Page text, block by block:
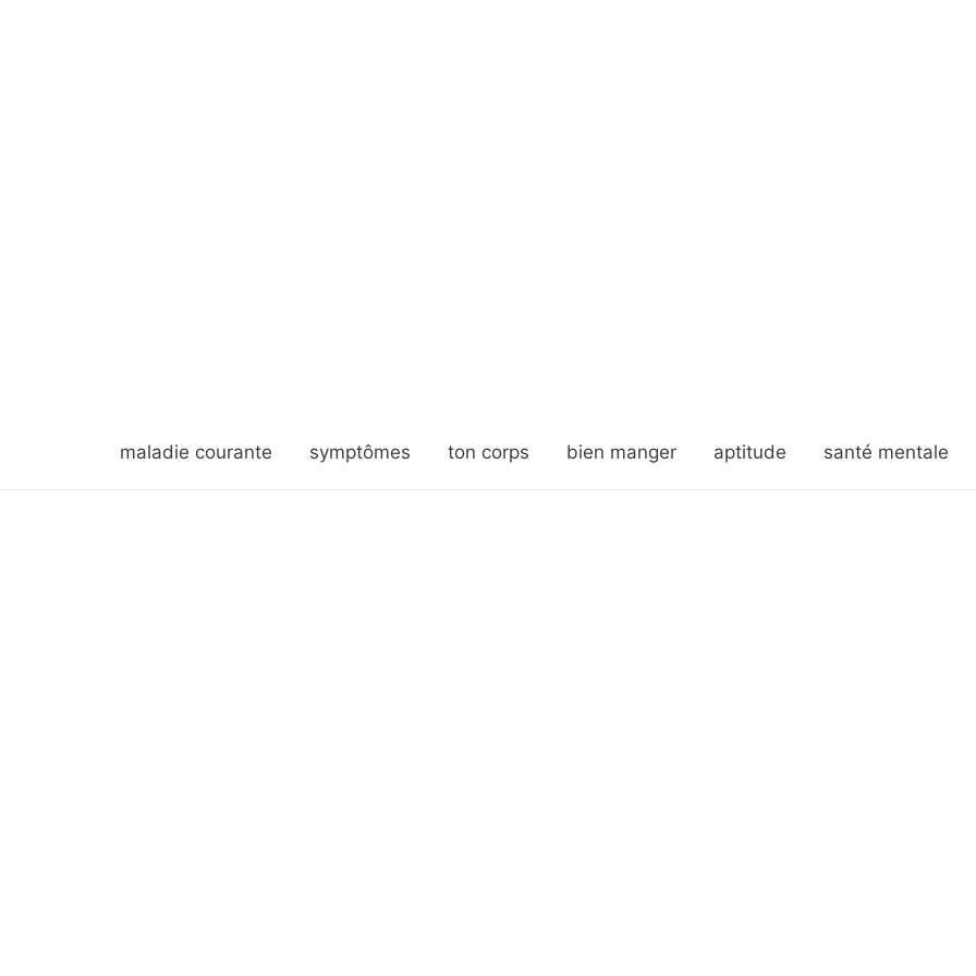
maladie courante symptômes ton corps bien manger aptitude santé mentale